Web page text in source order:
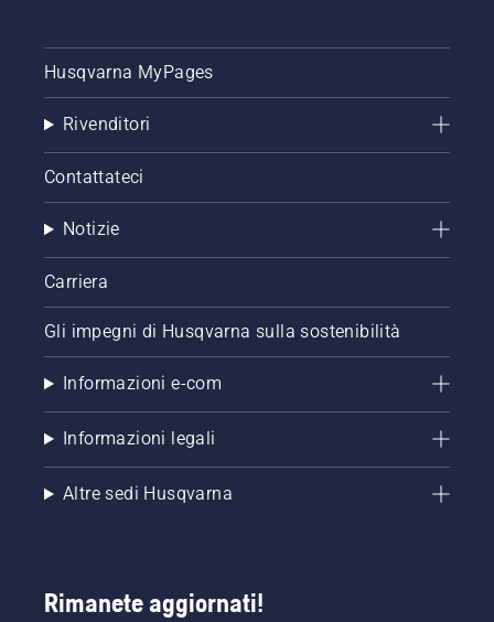
Husqvarna MyPages
Rivenditori
Contattateci
Notizie
Carriera
Gli impegni di Husqvarna sulla sostenibilità
Informazioni e-com
Informazioni legali
Altre sedi Husqvarna
Rimanete aggiornati!